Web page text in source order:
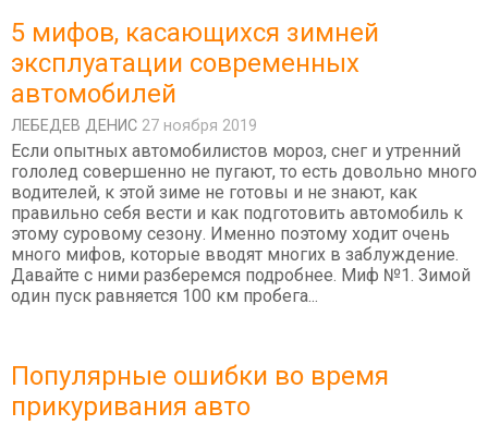
5 мифов, касающихся зимней
эксплуатации современных
автомобилей
ЛЕБЕДEВ ДЕНИС 27 ноября 2019
Если опытных автомобилистов мороз, снег и утренний
гололед совершенно не пугают, то есть довольно много
водителей, к этой зиме не готовы и не знают, как
правильно себя вести и как подготовить автомобиль к
этому суровому сезону. Именно поэтому ходит очень
много мифов, которые вводят многих в заблуждение.
Давайте с ними разберемся подробнее. Миф №1. Зимой
один пуск равняется 100 км пробега...
Популярные ошибки во время
прикуривания авто